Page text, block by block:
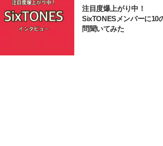
注目度爆上がり中！
SixTONESメンバーに10
問聞いてみた